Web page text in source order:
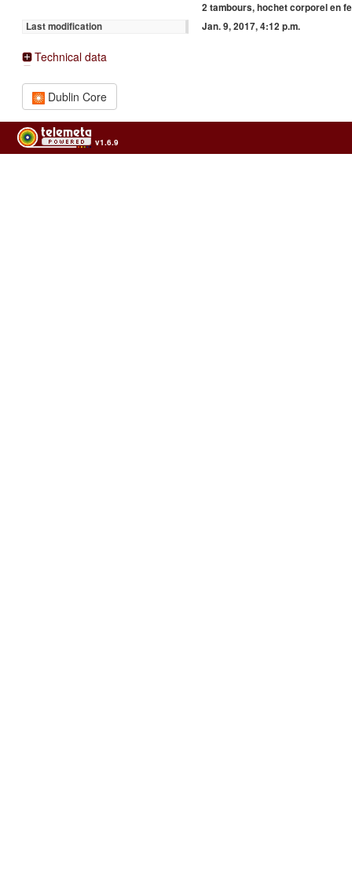
2 tambours, hochet corporel en
Last modification
Jan. 9, 2017, 4:12 p.m.
Technical data
Dublin Core
v1.6.9